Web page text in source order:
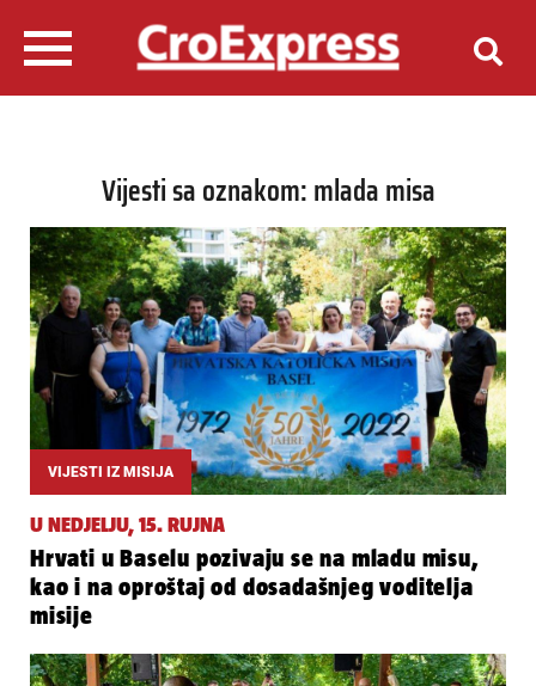
Vijesti sa oznakom: mlada misa
VIJESTI IZ MISIJA
U NEDJELJU, 15. RUJNA
Hrvati u Baselu pozivaju se na mladu misu,
kao i na oproštaj od dosadašnjeg voditelja
misije